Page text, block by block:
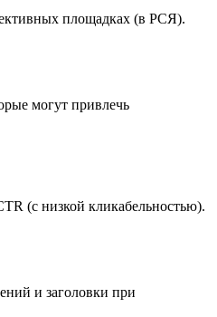
площадках (в РСЯ).
могут привлечь
(с низкой кликабельностью).
и заголовки при